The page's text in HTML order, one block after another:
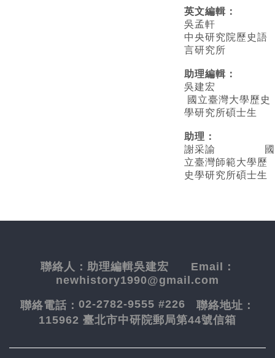
英文編輯 ：
吳孟軒
中央研究院歷史語
言研究所
助理編輯：
吳建宏
國立臺灣大學歷史
學研究所碩士生
助理：
謝采諭
國
立臺灣師範大學歷
史學研究所碩士生
聯絡人： 助理編輯吳建宏 Email：
newhistory1990@gmail.com
聯絡電話： 02-2782-9555 #226 聯絡地址：
115962 臺北市中研院郵局第44號信箱